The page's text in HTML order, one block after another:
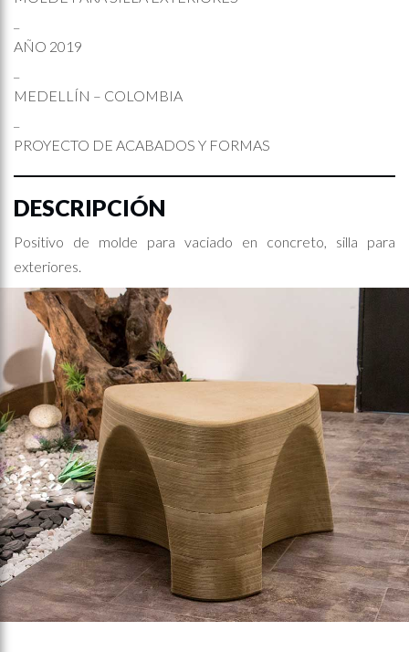
AÑO 2019
MEDELLÍN – COLOMBIA
PROYECTO DE ACABADOS Y FORMAS
DESCRIPCIÓN
Positivo de molde para vaciado en concreto, silla para
exteriores.